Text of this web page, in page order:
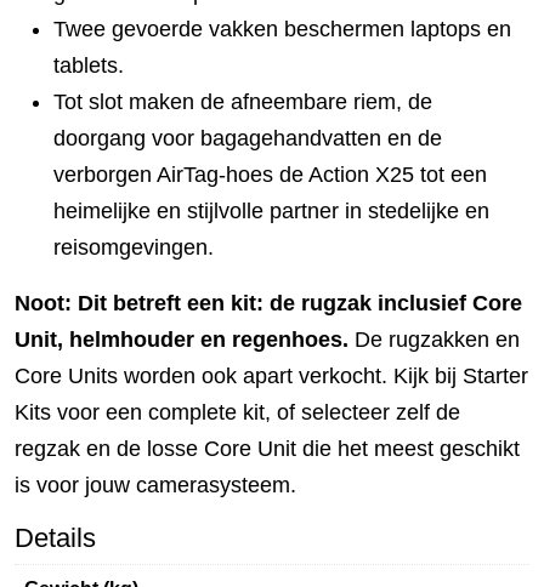
Twee gevoerde vakken beschermen laptops en
tablets.
Tot slot maken de afneembare riem, de
doorgang voor bagagehandvatten en de
verborgen AirTag-hoes de Action X25 tot een
heimelijke en stijlvolle partner in stedelijke en
reisomgevingen.
Noot: Dit betreft een kit: de rugzak inclusief Core
Unit, helmhouder en regenhoes. De rugzakken en
Core Units worden ook apart verkocht. Kijk bij Starter
Kits voor een complete kit, of selecteer zelf de
regzak en de losse Core Unit die het meest geschikt
is voor jouw camerasysteem.
Details